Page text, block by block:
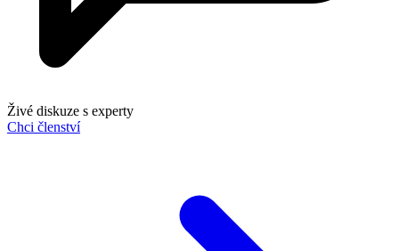
Živé diskuze s experty
Chci členství